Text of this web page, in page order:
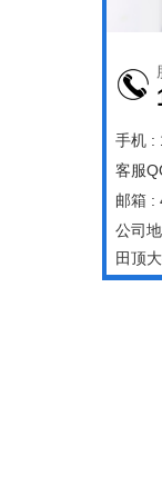
手机 :
客服
邮箱 :
公司
田顶